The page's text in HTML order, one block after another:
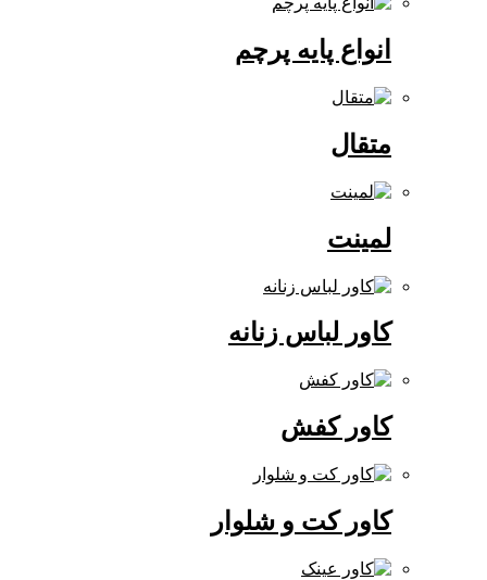
انواع پایه پرچم
کاور لباس زنانه
کاور کفش
کاور کت و شلوار